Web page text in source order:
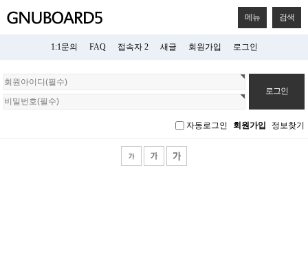
메뉴 검색
1:1문의 FAQ 접속자 2 새글 회원가입 로그인
회
원
로
자동로그인 회원가입 정보찾기